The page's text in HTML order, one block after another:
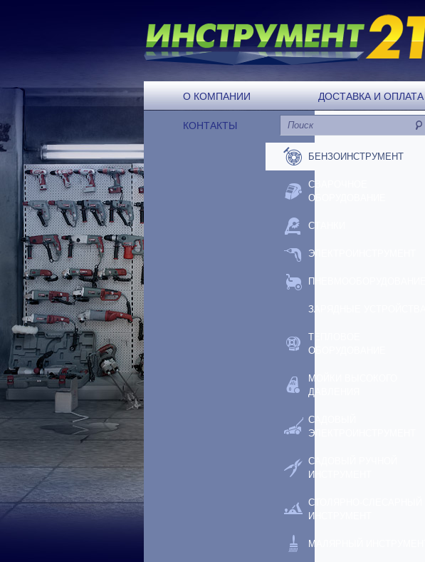
О КОМПАНИИ ДОСТАВКА И ОПЛАТА
КОНТАКТЫ
БЕНЗОИНСТРУМЕНТ
СВАРОЧНОЕ
ОБОРУДОВАНИЕ
СТАНКИ
ЭЛЕКТРОИНСТРУМЕНТ
ПНЕВМООБОРУДОВАНИЕ
ЗАРЯДНЫЕ УСТРОЙСТВА
ТЕПЛОВОЕ
ОБОРУДОВАНИЕ
МОЙКИ ВЫСОКОГО
ДАВЛЕНИЯ
САДОВЫЙ
ЭЛЕКТРОИНСТРУМЕНТ
САДОВЫЙ РУЧНОЙ
ИНСТРУМЕНТ
СТОЛЯРНО-СЛЕСАРНЫЙ
ИНСТРУМЕНТ
МАЛЯРНЫЙ ИНСТРУМЕНТ